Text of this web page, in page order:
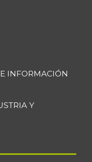
INFORMACIÓN
Y